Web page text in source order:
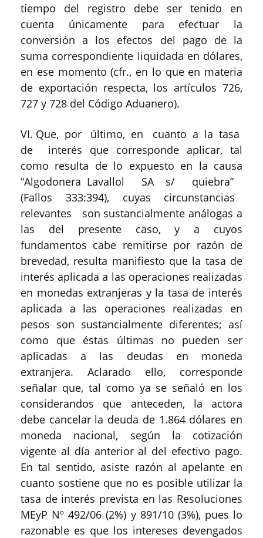
tiempo del registro debe ser tenido en
cuenta únicamente para efectuar la
conversión a los efectos del pago de la
suma correspondiente liquidada en dólares,
en ese momento (cfr., en lo que en materia
de exportación respecta, los artículos 726,
727 y 728 del Código Aduanero).
VI. Que, por último, en cuanto a la tasa
de interés que corresponde aplicar, tal
como resulta de lo expuesto en la causa
“Algodonera Lavallol SA s/ quiebra”
(Fallos 333:394), cuyas circunstancias
relevantes son sustancialmente análogas a
las del presente caso, y a cuyos
fundamentos cabe remitirse por razón de
brevedad, resulta manifiesto que la tasa de
interés aplicada a las operaciones realizadas
en monedas extranjeras y la tasa de interés
aplicada a las operaciones realizadas en
pesos son sustancialmente diferentes; así
como que éstas últimas no pueden ser
aplicadas a las deudas en moneda
extranjera. Aclarado ello, corresponde
señalar que, tal como ya se señaló en los
considerandos que anteceden, la actora
debe cancelar la deuda de 1.864 dólares en
moneda nacional, según la cotización
vigente al día anterior al del efectivo pago.
En tal sentido, asiste razón al apelante en
cuanto sostiene que no es posible utilizar la
tasa de interés prevista en las Resoluciones
MEyP Nº 492/06 (2%) y 891/10 (3%), pues lo
razonable es que los intereses devengados